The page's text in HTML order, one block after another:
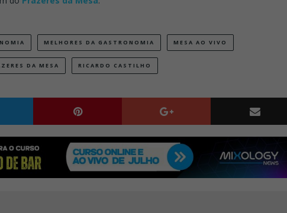
MELHORES DA GASTRONOMIA MESA AO VIVO
DA MESA RICARDO CASTILHO